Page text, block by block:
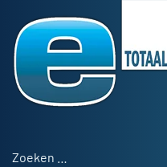
Zoeken naar:
HOME
PRODUCTNIEUWS
ACHTERGROND
THEMA’S